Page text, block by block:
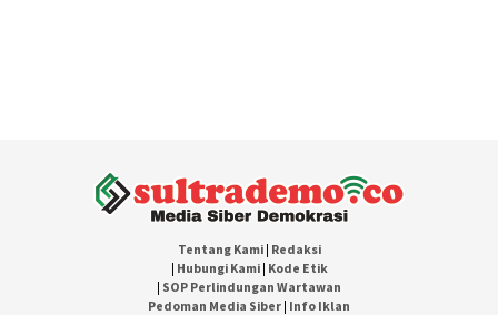
Tentang Kami| Redaksi
| Hubungi Kami| Kode Etik
| SOP Perlindungan Wartawan
Pedoman Media Siber | Info Iklan